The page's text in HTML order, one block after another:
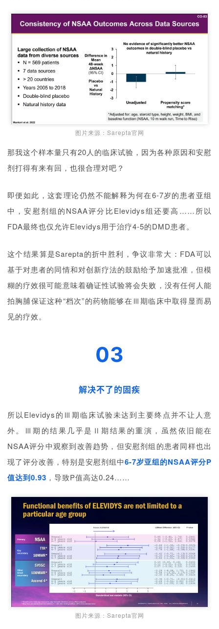
首
资
视
频
精
彩
活
药
时
学
苑
g
s
图片来源：Sarepta官网
那我这个样本量只有20人的临床试验，因为各种原因和安慰
剂打得有来有回，也很合理对吧？
即便如此，这套理论仍然不能解释为何在6-7岁的患者亚组
中，安慰剂组的NSAA评分比Elevidys组还要高……所以
FDA最终也仅允许Elevidys用于治疗4-5的DMD患者。
这个结果算是Sarepta的折中胜利，争议非常大：FDA可以
基于对患者的同情和对创新疗法的鼓励给予加速批准，但模
糊的疗效很可能意味着确证性试验将会失败，没有任何人能
拍胸脯保证这种“档次”的药物能够在Ⅲ期临床中取得显而易
见的疗效。
03
解决不了的固疾
所以Elevidys的Ⅲ期临床试验未达到主要终点并不让人意
外。Ⅲ期的结果几乎是Ⅱ期结果的重演，虽然依旧能在
NSAA评分中观察到改善趋势，但安慰剂组的患者同样也出
现了评分改善，特别是安慰剂组中6-7岁亚组的NSAA评分P
值达到0.93 ，导致P值高达0.24……
图片来源：Sarepta官网